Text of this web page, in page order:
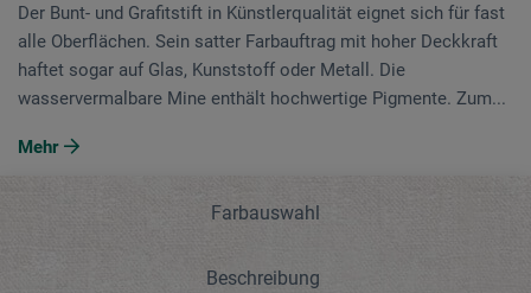
Der Bunt- und Grafitstift in Künstlerqualität eignet sich für fast
alle Oberflächen. Sein satter Farbauftrag mit hoher Deckkraft
haftet sogar auf Glas, Kunststoff oder Metall. Die
wasservermalbare Mine enthält hochwertige Pigmente. Zum...
Mehr
Farbauswahl
Beschreibung